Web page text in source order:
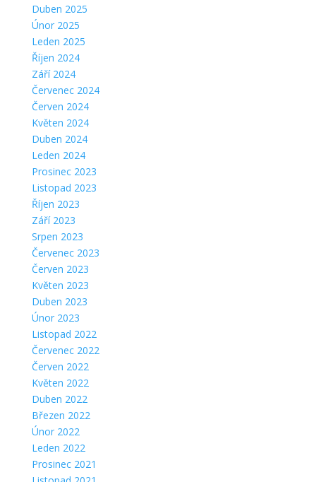
Duben 2025
Únor 2025
Leden 2025
Říjen 2024
Září 2024
Červenec 2024
Červen 2024
Květen 2024
Duben 2024
Leden 2024
Prosinec 2023
Listopad 2023
Říjen 2023
Září 2023
Srpen 2023
Červenec 2023
Červen 2023
Květen 2023
Duben 2023
Únor 2023
Listopad 2022
Červenec 2022
Červen 2022
Květen 2022
Duben 2022
Březen 2022
Únor 2022
Leden 2022
Prosinec 2021